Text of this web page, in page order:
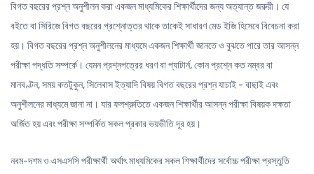
বিগত বছরের প্রশ্ন অনুশীলন করা একজন মাধ্যমিকের শিক্ষার্থীদের জন্য অত্যান্ত জরুরী। যে
বইতে বা সিরিজে বিগত বছরের প্রশ্নোত্তর থাকে তাকেই সাধারণ মেড ইজি হিসেবে বিবেচনা করা
হয়। বিগত বছরের প্রশ্ন অনুশীলনের মাধ্যমে একজন শিক্ষার্থী জানতে ও বুঝতে পারে তার আসন্ন
পরীক্ষা পদ্ধতি সম্পর্কে। যেমন প্রশ্নপত্রের ধরণ বা প্যাটার্ন, কোন প্রশ্নে কত নম্বর বা
মানবণ্টন, সময় কতটুকুন, সিলেবাস ইত্যাদি বিষয় বিগত বছরের প্রশ্ন যাচাই - বাছাই এবং
অনুশীলনের মাধ্যমে জানা না। যার ফলশ্রুতিতে একজন শিক্ষার্থীর আসন্ন পরীক্ষা বিষয়ক দক্ষতা
অর্জিত হয় এবং পরীক্ষা সম্পর্কিত সকল প্রকার ভয়ভীতি দূর হয়।
নবম-দশম ও এসএসসি পরীক্ষার্থী অর্থাৎ মাধ্যমিকের সকল শিক্ষার্থীদের সর্বোচ্চ পরীক্ষা প্রস্তুতি